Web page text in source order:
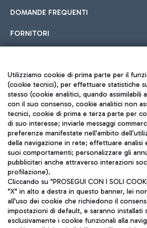
DOMANDE FREQUENTI
FORNITORI
Seguici sui social
TRAVEL JOURNAL
ITA
Utilizziamo cookie di prima parte per il
(cookie tecnici), per effettuare statistiche
stesso (cookie analitici, quando assimilabili
con il suo consenso, cookie analitici non
tecnici, cookie di prima e terza parte per
di suo interesse; inviarle messaggi
preferenze manifestate nell'ambito
della navigazione in rete; effettuare analisi
suoi comportamenti; personalizzare gli
pubblicitari anche attraverso interazioni
profilazione).
Cliccando su "PROSEGUI CON I SOLI
"X" in alto a destra in questo banner, lei
all'uso dei cookie che richiedono il
impostazioni di default, e saranno installati
esclusivamente i cookie funzionali alla